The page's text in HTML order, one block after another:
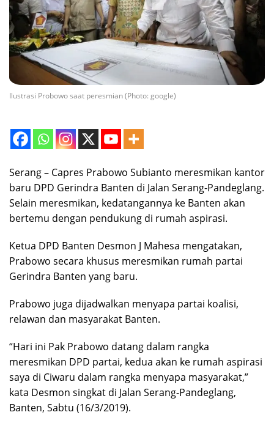
Ilustrasi Probowo saat peresmian (Photo: google)
Serang – Capres Prabowo Subianto meresmikan kantor
baru DPD Gerindra Banten di Jalan Serang-Pandeglang.
Selain meresmikan, kedatangannya ke Banten akan
bertemu dengan pendukung di rumah aspirasi.
Ketua DPD Banten Desmon J Mahesa mengatakan,
Prabowo secara khusus meresmikan rumah partai
Gerindra Banten yang baru.
Prabowo juga dijadwalkan menyapa partai koalisi,
relawan dan masyarakat Banten.
“Hari ini Pak Prabowo datang dalam rangka
meresmikan DPD partai, kedua akan ke rumah aspirasi
saya di Ciwaru dalam rangka menyapa masyarakat,”
kata Desmon singkat di Jalan Serang-Pandeglang,
Banten, Sabtu (16/3/2019).